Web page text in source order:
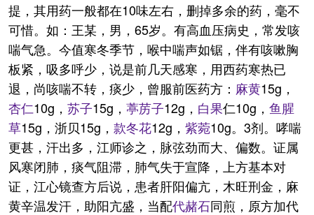
提，其用药一般都在10味左右，删掉多余的药，毫不
可惜。如：王某，男，65岁。有高血压病史，常发咳
喘气急。今值寒冬季节，喉中喘声如锯，伴有咳嗽胸
板紧，吸多呼少，说是前几天感寒，用西药寒热已
退，尚咳喘不转，痰少，曾服前医药方： 麻黄15g，
杏仁10g， 苏子15g， 葶苈子12g， 白果仁10g， 鱼腥
草15g，浙贝15g， 款冬花12g， 紫菀10g。3剂。哮喘
更甚，汗出多，江师诊之，脉弦劲而大、偏数。证属
风寒闭肺，痰气阻滞，肺气失于宣降，上方基本对
证，江心镜查方后说，患者肝阳偏亢，木旺刑金，麻
黄辛温发汗，助阳亢盛，当配代赭石同煎，原方加代